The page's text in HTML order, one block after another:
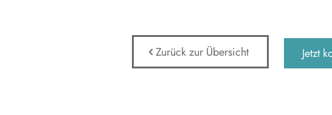
Zurück zur Übersicht Jetzt